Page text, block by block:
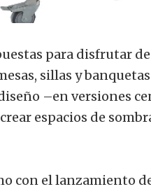
para disfrutar
sillas y
–en versiones
espacios de
con el lanzamiento